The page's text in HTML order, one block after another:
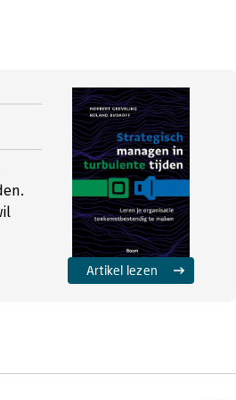
Artikel lezen